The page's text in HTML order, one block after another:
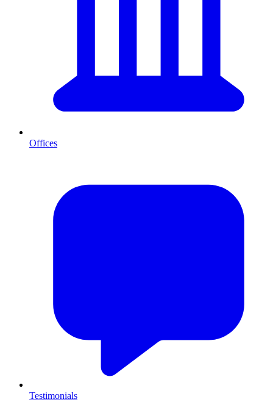
Offices
Testimonials